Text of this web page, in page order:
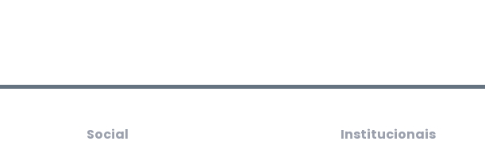
Social Institucionais